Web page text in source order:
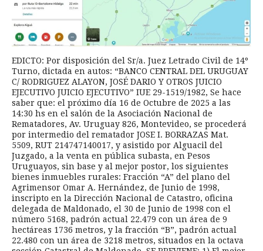
EDICTO: Por disposición del Sr/a. Juez Letrado Civil de 14º
Turno, dictada en autos: “BANCO CENTRAL DEL URUGUAY
C/ RODRIGUEZ ALAYON, JOSÉ DARIO Y OTROS JUICIO
EJECUTIVO JUICIO EJECUTIVO” IUE 29-1519/1982, Se hace
saber que: el próximo día 16 de Octubre de 2025 a las
14:30 hs en el salón de la Asociación Nacional de
Rematadores, Av. Uruguay 826, Montevideo, se procederá
por intermedio del rematador JOSE I. BORRAZAS Mat.
5509, RUT 214747140017, y asistido por Alguacil del
Juzgado, a la venta en pública subasta, en Pesos
Uruguayos, sin base y al mejor postor, los siguientes
bienes inmuebles rurales: Fracción “A” del plano del
Agrimensor Omar A. Hernández, de Junio de 1998,
inscripto en la Dirección Nacional de Catastro, oficina
delegada de Maldonado, el 30 de Junio de 1998 con el
número 5168, padrón actual 22.479 con un área de 9
hectáreas 1736 metros, y la fracción “B”, padrón actual
22.480 con un área de 3218 metros, situados en la octava